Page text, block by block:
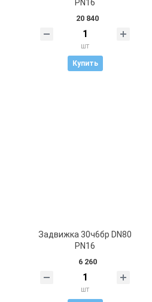
PN16
20 840
шт
Купить
Задвижка 30ч6бр DN80
PN16
6 260
шт